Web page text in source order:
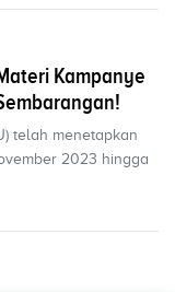
Kampanye
telah menetapkan
2023 hingga